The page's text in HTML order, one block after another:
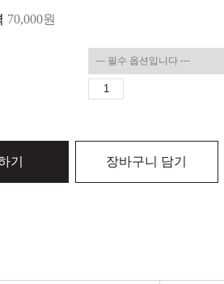
70,000원
기 장바구니 담기